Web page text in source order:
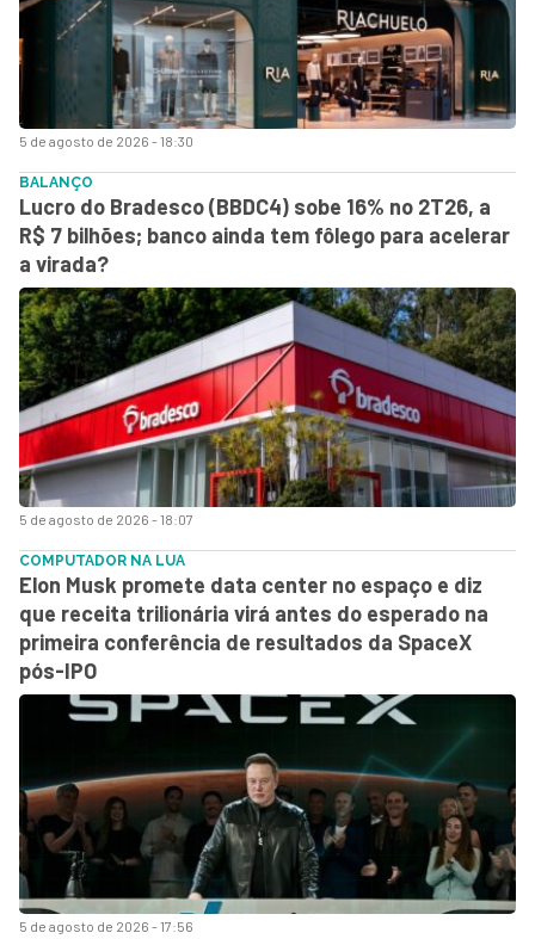
5 de agosto de 2026 - 18:30
5 de agosto de 2026 - 18:07
BALANÇO
Lucro do Bradesco (BBDC4) sobe 16% no 2T26, a
R$ 7 bilhões; banco ainda tem fôlego para acelerar
a virada?
5 de agosto de 2026 - 17:56
COMPUTADOR NA LUA
Elon Musk promete data center no espaço e diz
que receita trilionária virá antes do esperado na
primeira conferência de resultados da SpaceX
pós-IPO